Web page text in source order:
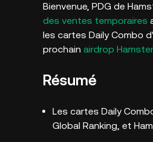
Bienvenue, PDG de
des ventes temporaires
les cartes Daily Combo
prochain airdrop
Résumé
Les cartes Daily
Global Ranking, et